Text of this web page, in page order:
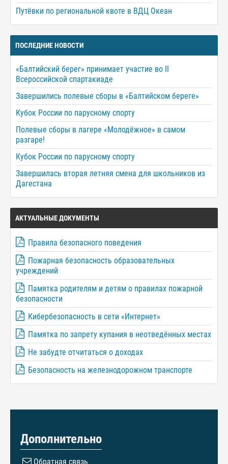
Путёвки по региональной квоте в ВДЦ Океан
ПОСЛЕДНИЕ НОВОСТИ
«Балтийский берег» принимает участие во II
Всероссийской спартакиаде
Завершились полевые сборы в «Балтийском береге»
Кубок России по парусному спорту
Полевые сборы в лагере «Молодёжное» в самом
разгаре!
Кубок России по парусному спорту
Завершилась вторая летняя смена для школьников из
Дагестана
АКТУАЛЬНЫЕ ДОКУМЕНТЫ
Правила безопасного поведения
Пожарная безопасность образовательных
учреждений
Памятка родителям и детям о правилах пожарной
безопасности
Кибербезопасность в сети «Интернет»
Памятка по запрету купания в неотведённых местах
Не забудте отчитаться о доходах
Безопасность на железнодорожном транспорте
Дополнительно
Обратная связь